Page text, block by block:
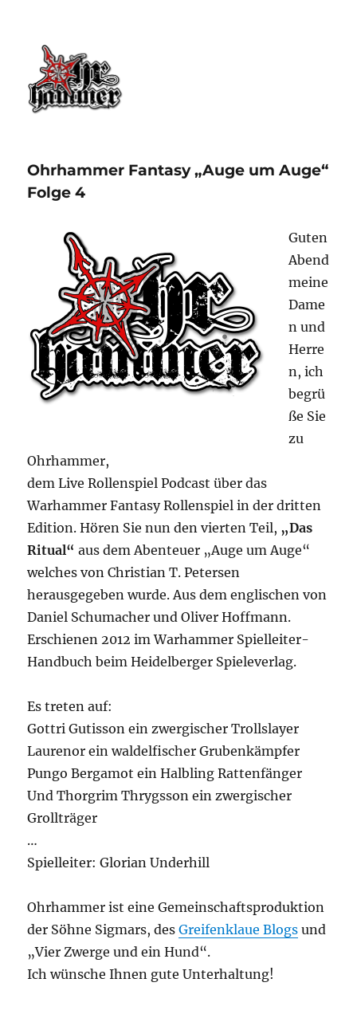
Ohrhammer.online
Ohrhammer Fantasy „Auge um Auge“
Folge 4
Guten
Abend
meine
Dame
n und
Herre
n, ich
begrü
ße Sie
zu
Ohrhammer,
dem Live Rollenspiel Podcast über das
Warhammer Fantasy Rollenspiel in der dritten
Edition. Hören Sie nun den vierten Teil, „Das
Ritual“ aus dem Abenteuer „Auge um Auge“
welches von Christian T. Petersen
herausgegeben wurde. Aus dem englischen von
Daniel Schumacher und Oliver Hoffmann.
Erschienen 2012 im Warhammer Spielleiter-
Handbuch beim Heidelberger Spieleverlag.
Es treten auf:
Gottri Gutisson ein zwergischer Trollslayer
Laurenor ein waldelfischer Grubenkämpfer
Pungo Bergamot ein Halbling Rattenfänger
Und Thorgrim Thrygsson ein zwergischer
Grollträger
…
Spielleiter: Glorian Underhill
Ohrhammer ist eine Gemeinschaftsproduktion
der Söhne Sigmars, desGreifenklaue Blogs und
„Vier Zwerge und ein Hund“.
Ich wünsche Ihnen gute Unterhaltung!